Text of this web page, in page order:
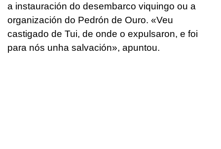
a instauración do desembarco viquingo ou a
organización do Pedrón de Ouro. «Veu
castigado de Tui, de onde o expulsaron, e foi
para nós unha salvación», apuntou.